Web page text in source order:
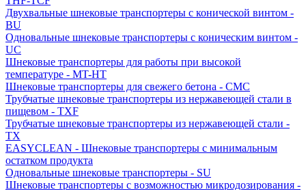
Двухвальные шнековые транспортеры с конической винтом -
BU
Одновальные шнековые транспортеры с коническим винтом -
UC
Шнековые транспортеры для работы при высокой
температуре - MT-HT
Шнековые транспортеры для свежего бетона - CMC
Трубчатые шнековые транспортеры из нержавеющей стали в
пищевом - TXF
Трубчатые шнековые транспортеры из нержавеющей стали -
TX
EASYCLEAN - Шнековые транспортеры с минимальным
остатком продукта
Одновальные шнековые транспортеры - SU
Шнековые транспортеры с возможностью микродозирования -